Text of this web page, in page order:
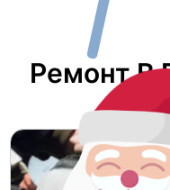
Ремонт В